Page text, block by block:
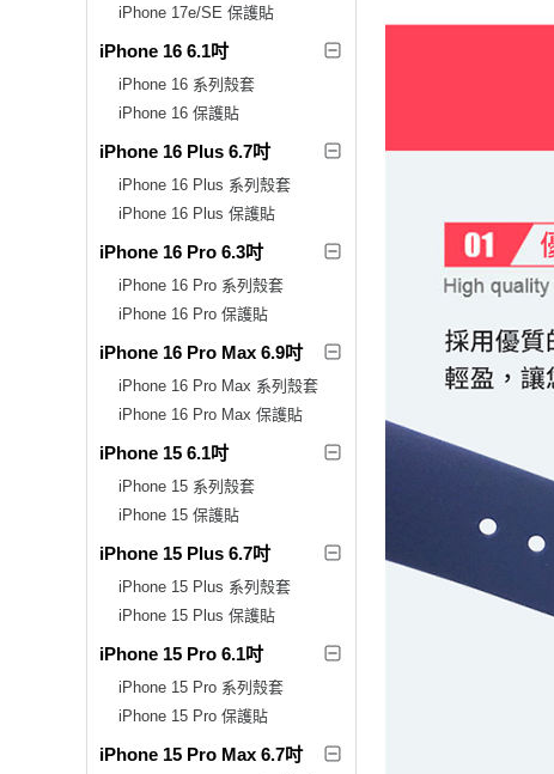
iPhone 17e/SE 保護貼
iPhone 16 6.1吋
iPhone 16 系列殼套
iPhone 16 保護貼
iPhone 16 Plus 6.7吋
iPhone 16 Plus 系列殼套
iPhone 16 Plus 保護貼
iPhone 16 Pro 6.3吋
iPhone 16 Pro 系列殼套
iPhone 16 Pro 保護貼
iPhone 16 Pro Max 6.9吋
iPhone 16 Pro Max 系列殼套
iPhone 16 Pro Max 保護貼
iPhone 15 6.1吋
iPhone 15 系列殼套
iPhone 15 保護貼
iPhone 15 Plus 6.7吋
iPhone 15 Plus 系列殼套
iPhone 15 Plus 保護貼
iPhone 15 Pro 6.1吋
iPhone 15 Pro 系列殼套
iPhone 15 Pro 保護貼
iPhone 15 Pro Max 6.7吋